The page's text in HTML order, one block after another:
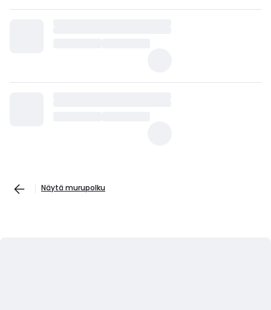
Näytä murupolku